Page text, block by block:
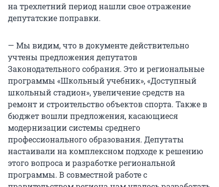
на трехлетний период нашли свое отражение
депутатские поправки.
— Мы видим, что в документе действительно
учтены предложения депутатов
Законодательного собрания. Это и региональные
программы «Школьный учебник», «Доступный
школьный стадион», увеличение средств на
ремонт и строительство объектов спорта. Также в
бюджет вошли предложения, касающиеся
модернизации системы среднего
профессионального образования. Депутаты
настаивали на комплексном подходе к решению
этого вопроса и разработке региональной
программы. В совместной работе с